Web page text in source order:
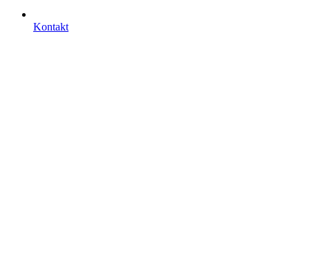
Kontakt